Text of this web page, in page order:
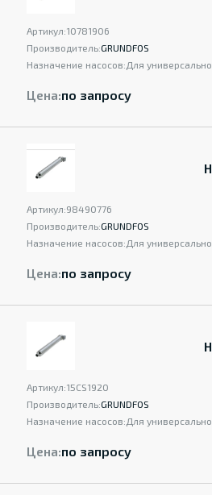
Артикул:10781906
Производитель:GRUNDFOS
Назначение насосов: Для
Цена:по запросу
Артикул:98490776
Производитель:GRUNDFOS
Назначение насосов: Для
Цена:по запросу
Артикул:15CS1920
Производитель:GRUNDFOS
Назначение насосов: Для
Цена:по запросу